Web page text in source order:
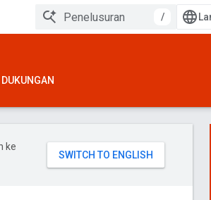
/
DUKUNGAN
ke